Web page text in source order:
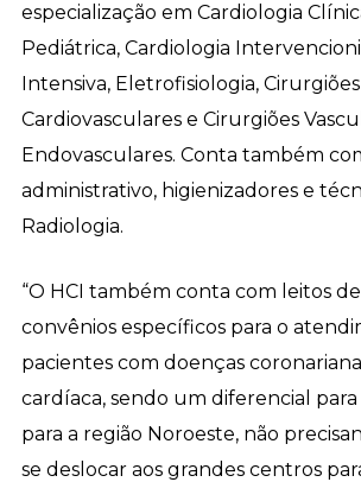
especialização em Cardiologia
Pediátrica, Cardiologia
Intensiva, Eletrofisiologia, Cirurgiões
Cardiovasculares e Cirurgiões
Endovasculares. Conta também
administrativo, higienizadores e
Radiologia.
“O HCI também conta com leitos
convênios específicos para o
pacientes com doenças
cardíaca, sendo um diferencial
para a região Noroeste, não
se deslocar aos grandes centros